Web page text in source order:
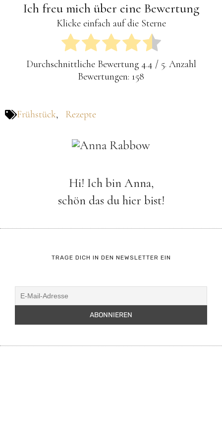
Ich freu mich über eine Bewertung
Klicke einfach auf die Sterne
Durchschnittliche Bewertung 4.4 / 5. Anzahl
Bewertungen: 158
Frühstück, Rezepte
Hi! Ich bin Anna,
schön das du hier bist!
TRAGE DICH IN DEN NEWSLETTER EIN